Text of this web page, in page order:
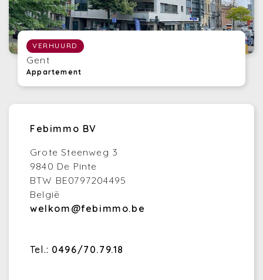
VERHUURD
Gent
Appartement
Febimmo BV
Grote Steenweg 3
9840 De Pinte
BTW BE0797204495
België
welkom@febimmo.be
Tel.: 0496/70.79.18